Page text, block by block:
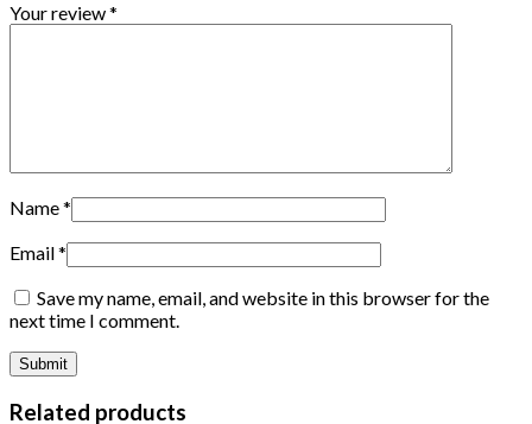
Your review*
Name*
Email*
Save my name, email, and website in this browser for the
next time I comment.
Related products